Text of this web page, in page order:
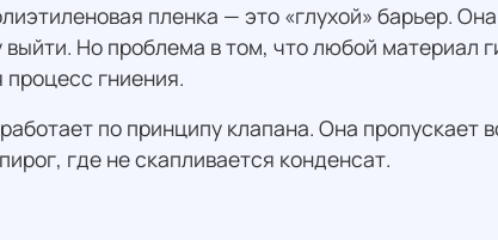
пленка — это «глухой» барьер.
Но проблема в том, что любой материал
процесс гниения.
работает по принципу клапана. Она пропускает
где не скапливается конденсат.